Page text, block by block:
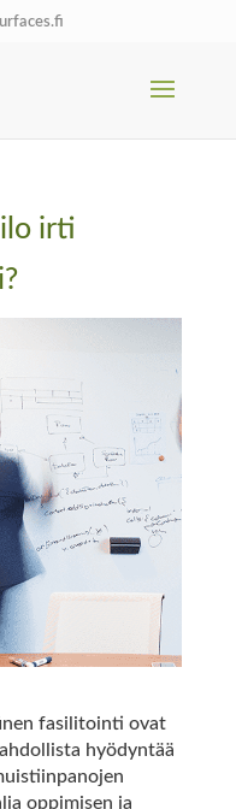
irti
fasilitointi ovat
hyödyntää
oppimisen ja